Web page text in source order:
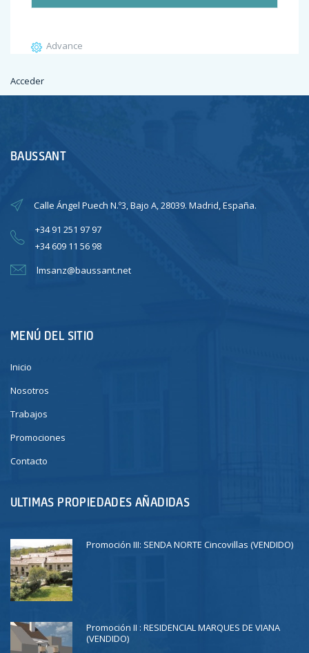
Acceder
Advance
BAUSSANT
Calle Ángel Puech N.º3, Bajo A, 28039. Madrid, España.
+34 91 251 97 97
+34 609 11 56 98
lmsanz@baussant.net
MENÚ DEL SITIO
Inicio
Nosotros
Trabajos
Promociones
Contacto
ULTIMAS PROPIEDADES AÑADIDAS
Promoción III: SENDA NORTE Cincovillas (VENDIDO)
Promoción II : RESIDENCIAL MARQUES DE VIANA
(VENDIDO)